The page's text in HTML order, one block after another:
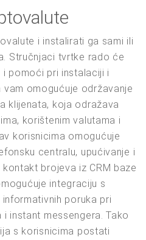
i instalirati ga sami ili
Stručnjaci tvrtke rado će
pomoći pri instalaciji i
omogućuje održavanje
klijenata, koja odražava
korištenim valutama i
korisnicima omogućuje
centralu, upućivanje i
brojeva iz CRM baze
integraciju s
poruka pri
instant messengera. Tako
s korisnicima postati